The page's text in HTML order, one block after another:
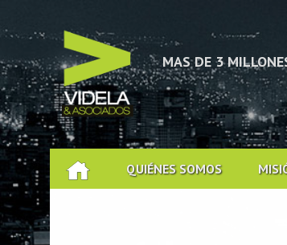
TÉCNICA MAS DE 3
QUIÉNES SOMOS